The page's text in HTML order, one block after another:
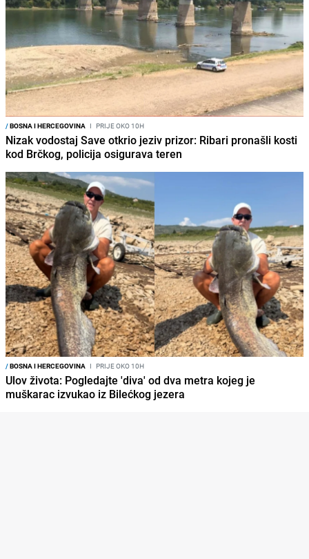
/BOSNA I HERCEGOVINA I PRIJE OKO 10H
Nizak vodostaj Save otkrio jeziv prizor: Ribari pronašli kosti
kod Brčkog, policija osigurava teren
/BOSNA I HERCEGOVINA I PRIJE OKO 10H
Ulov života: Pogledajte 'diva' od dva metra kojeg je
muškarac izvukao iz Bilećkog jezera